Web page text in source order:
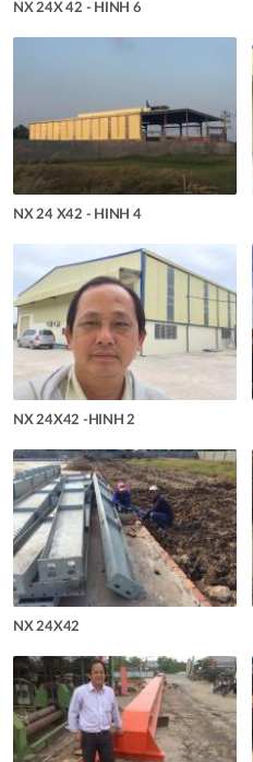
NX 24X 42 - HINH 6
NX 24 X42 - HINH 4
NX 24X42 -HINH 2
NX 24X42